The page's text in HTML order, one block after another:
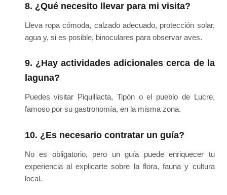
8. ¿Qué necesito llevar para mi visita?
Lleva ropa cómoda, calzado adecuado, protección solar,
agua y, si es posible, binoculares para observar aves.
9. ¿Hay actividades adicionales cerca de la
laguna?
Puedes visitar Piquillacta, Tipón o el pueblo de Lucre,
famoso por su gastronomía, en la misma zona.
10. ¿Es necesario contratar un guía?
No es obligatorio, pero un guía puede enriquecer tu
experiencia al explicarte sobre la flora, fauna y cultura
local.